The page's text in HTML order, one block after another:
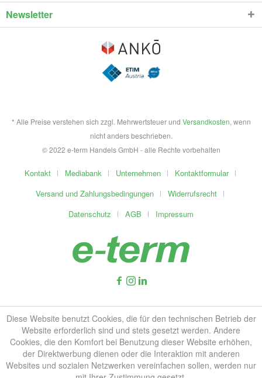
Newsletter
* Alle Preise verstehen sich zzgl. Mehrwertsteuer und Versandkosten, wenn
nicht anders beschrieben.
© 2022 e-term Handels GmbH - alle Rechte vorbehalten
Kontakt Mediabank Unternehmen
Kontaktformular
Versand und Zahlungsbedingungen
Widerrufsrecht
Datenschutz
AGB Impressum
Diese Website benutzt Cookies, die für den technischen Betrieb der
Website erforderlich sind und stets gesetzt werden. Andere
Cookies, die den Komfort bei Benutzung dieser Website erhöhen,
der Direktwerbung dienen oder die Interaktion mit anderen
Websites und sozialen Netzwerken vereinfachen sollen, werden nur